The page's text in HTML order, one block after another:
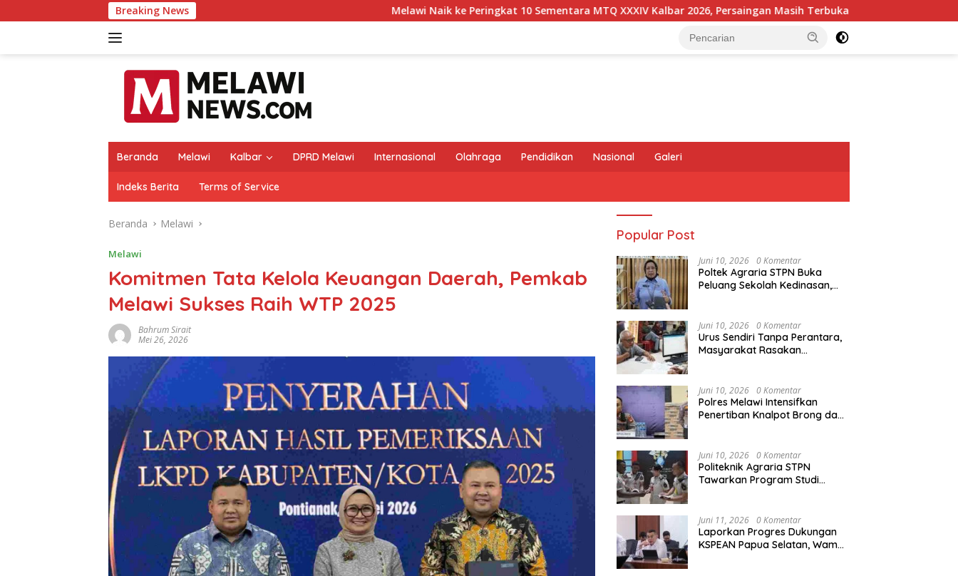
ke
Breaking News Melawi Naik ke Peringkat 10 Sementara MTQ XXXIV Kalbar 2026, Persaingan Masih Terbuka Kapolres Melawi AKBP Askhabul
Beranda Melawi Kalbar DPRD Melawi Internasional Olahraga Pendidikan Nasional Galeri
Indeks Berita Terms of Service
Beranda Melawi
Melawi
Komitmen Tata Kelola Keuangan Daerah, Pemkab
Melawi Sukses Raih WTP 2025
Bahrum Sirait
Mei 26, 2026
Popular Post
Juni 10, 2026 0 Komentar
Poltek Agraria STPN Buka
Peluang Sekolah Kedinasan,
Agraria/Pertanahan dan Tata
Ruang
Juni 10, 2026 0 Komentar
Urus Sendiri Tanpa Perantara,
Masyarakat Rasakan
Juni 10, 2026 0 Komentar
Polres Melawi Intensifkan
Penertiban Knalpot Brong dan
Juni 10, 2026 0 Komentar
Politeknik Agraria STPN
Tawarkan Program Studi
Juni 11, 2026 0 Komentar
Laporkan Progres Dukungan
KSPEAN Papua Selatan, Wamen